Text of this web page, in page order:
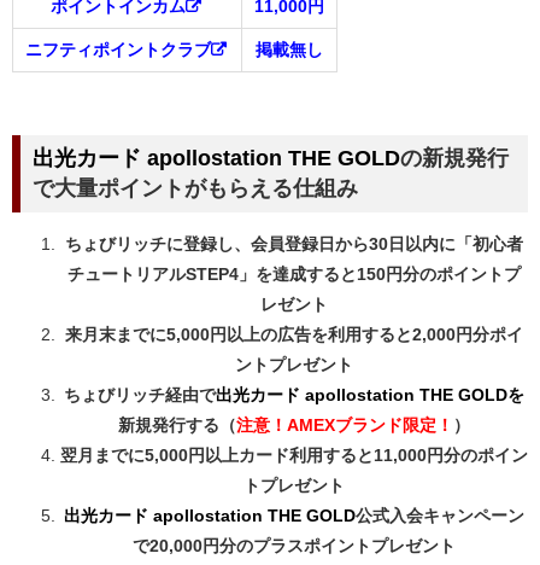
ポイントインカム 11,000円
ニフティポイントクラブ 掲載無し
出光カード apollostation THE GOLDの新規発行
で大量ポイントがもらえる仕組み
ちょびリッチに登録し、会員登録日から30日以内に「初心者
チュートリアルSTEP4」を達成すると150円分のポイントプ
レゼント
来月末までに5,000円以上の広告を利用すると2,000円分ポイ
ントプレゼント
ちょびリッチ経由で出光カード apollostation THE GOLDを
新規発行する（注意！AMEXブランド限定！ ）
翌月までに5,000円以上カード利用すると11,000円分のポイン
トプレゼント
出光カード apollostation THE GOLD公式入会キャンペーン
で20,000円分のプラスポイントプレゼント